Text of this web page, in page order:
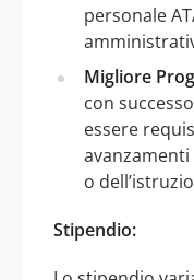
personale
Migliore
con
essere
o
Stipendio: